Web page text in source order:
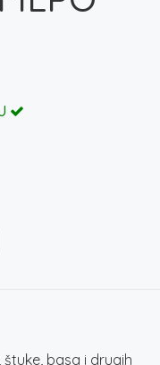
basa i drugih